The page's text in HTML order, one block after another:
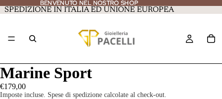
BENVENUTO NEL NOSTRO SHOP
BENVENUTO NEL NOSTRO SHOP
SPEDIZIONE IN ITALIA ED UNIONE EUROPEA
Marine Sport
€179,00
Imposte incluse. Spese di spedizione calcolate al check-out.